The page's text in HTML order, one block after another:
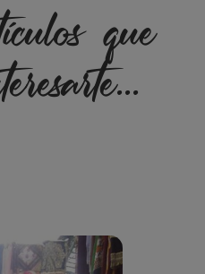
que